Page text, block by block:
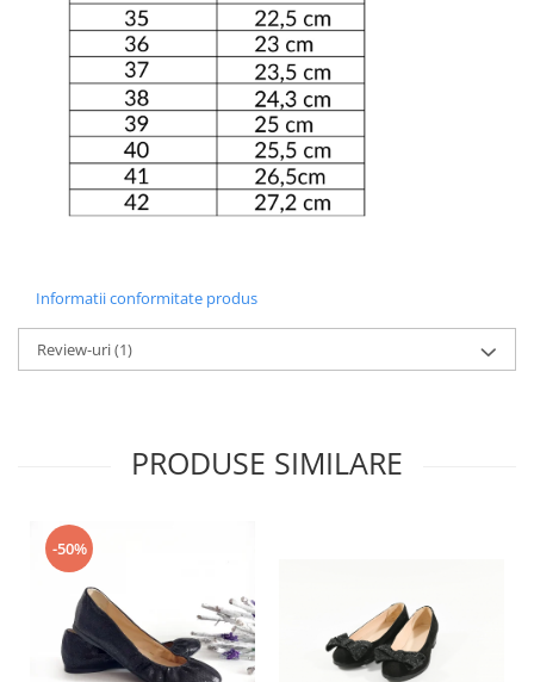
Informatii conformitate produs
Review-uri(1)
PRODUSE SIMILARE
-50%